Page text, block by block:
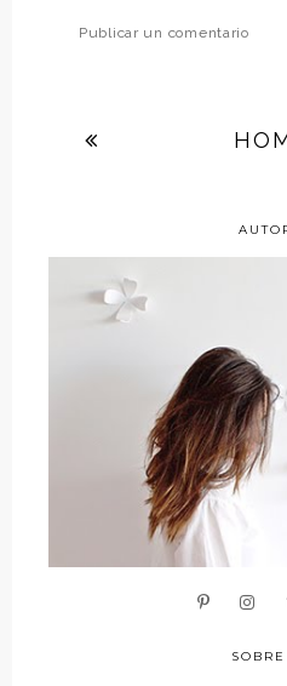
Publicar un comentario